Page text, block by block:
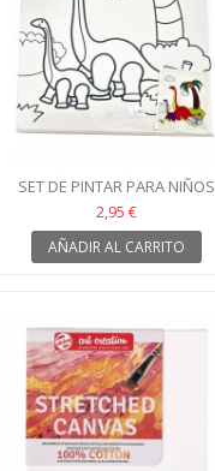
SET DE PINTAR PARA NIÑOS
DINOSAURIOS
2,95 €
AÑADIR AL CARRITO